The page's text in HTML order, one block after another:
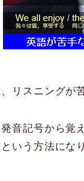
リスニングが
音記号から覚
いう方法にな